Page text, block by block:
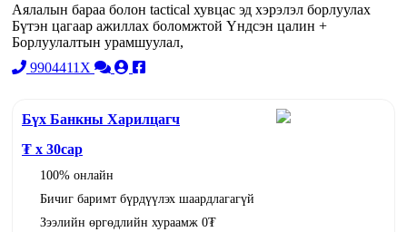
Аялалын бараа болон tactical хувцас эд хэрэлэл борлуулах
Бүтэн цагаар ажиллах боломжтой Үндсэн цалин +
Борлуулалтын урамшуулал,
9904411X
Бүх Банкны Харилцагч
₮ x 30сар
100% онлайн
Бичиг баримт бүрдүүлэх шаардлагагүй
Зээлийн өргөдлийн хураамж 0₮